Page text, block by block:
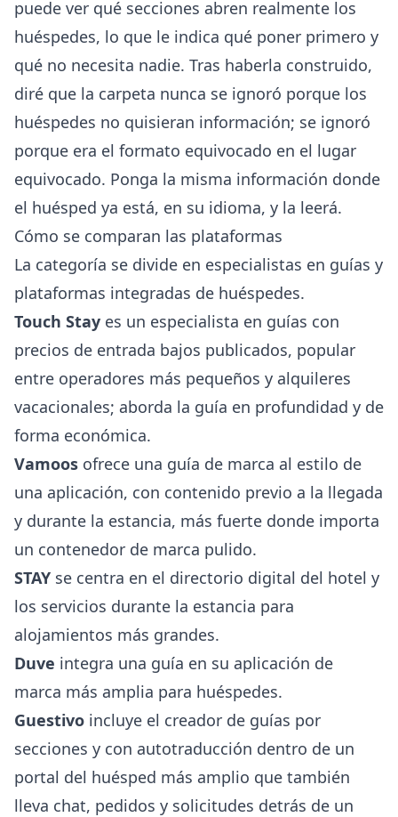
puede ver qué secciones abren realmente los
huéspedes, lo que le indica qué poner primero y
qué no necesita nadie. Tras haberla construido,
diré que la carpeta nunca se ignoró porque los
huéspedes no quisieran información; se ignoró
porque era el formato equivocado en el lugar
equivocado. Ponga la misma información donde
el huésped ya está, en su idioma, y la leerá.
Cómo se comparan las plataformas
La categoría se divide en especialistas en guías y
plataformas integradas de huéspedes.
Touch Stay es un especialista en guías con
precios de entrada bajos publicados, popular
entre operadores más pequeños y alquileres
vacacionales; aborda la guía en profundidad y de
forma económica.
Vamoos ofrece una guía de marca al estilo de
una aplicación, con contenido previo a la llegada
y durante la estancia, más fuerte donde importa
un contenedor de marca pulido.
STAY se centra en el directorio digital del hotel y
los servicios durante la estancia para
alojamientos más grandes.
Duve integra una guía en su aplicación de
marca más amplia para huéspedes.
Guestivo incluye el creador de guías por
secciones y con autotraducción dentro de un
portal del huésped más amplio que también
lleva chat, pedidos y solicitudes detrás de un